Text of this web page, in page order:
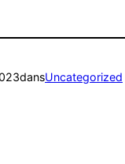
dansUncategorized